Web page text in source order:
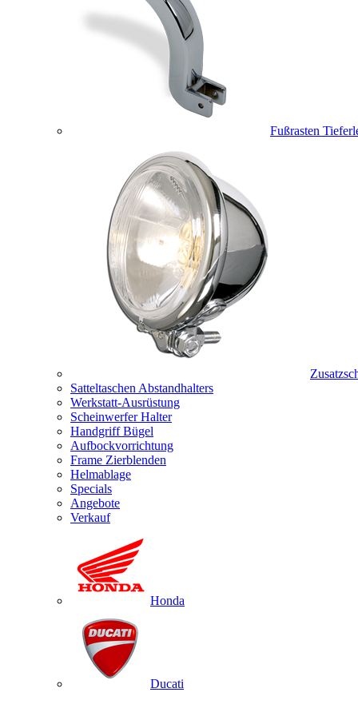
Fußrasten
Satteltaschen Abstandhalters
Werkstatt-Ausrüstung
Scheinwerfer Halter
Handgriff Bügel
Aufbockvorrichtung
Frame Zierblenden
Helmablage
Specials
Angebote
Verkauf
Honda
Ducati